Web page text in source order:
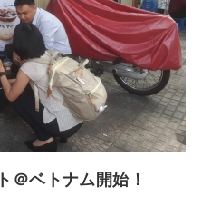
＠ベトナム開始！